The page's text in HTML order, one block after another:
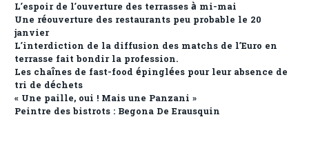
L’espoir de l’ouverture des terrasses à mi-mai
Une réouverture des restaurants peu probable le 20
janvier
L’interdiction de la diffusion des matchs de l’Euro en
terrasse fait bondir la profession.
Les chaînes de fast-food épinglées pour leur absence de
tri de déchets
« Une paille, oui ! Mais une Panzani »
Peintre des bistrots : Begona De Erausquin